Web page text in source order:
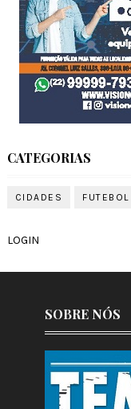
CATEGORIAS
CIDADES FUTEBOL
LOGIN
SOBRE NÓS